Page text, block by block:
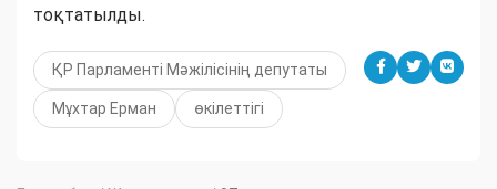
тоқтатылды.
ҚР Парламенті Мәжілісінің депутаты
Мұхтар Ерман өкілеттігі